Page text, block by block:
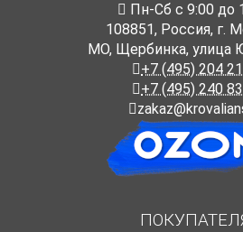
Пн-Cб с 9:00 до
108851, Россия, г.
МО, Щербинка, улица
+7 (495) 204
+7 (495) 240